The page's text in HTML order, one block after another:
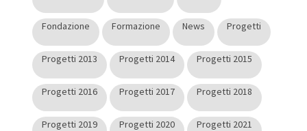
Fondazione Formazione News Progetti
Progetti 2013 Progetti 2014 Progetti 2015
Progetti 2016 Progetti 2017 Progetti 2018
Progetti 2019 Progetti 2020 Progetti 2021